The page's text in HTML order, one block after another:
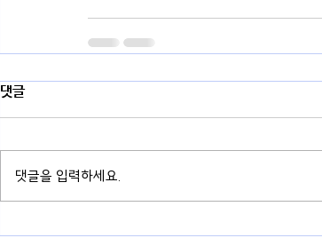
댓글
댓글을 입력하세요.